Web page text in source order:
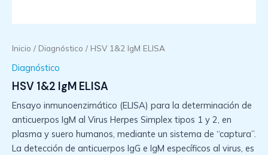
Inicio / Diagnóstico / HSV 1&2 IgM ELISA
Diagnóstico
HSV 1&2 IgM ELISA
Ensayo inmunoenzimático (ELISA) para la determinación de
anticuerpos IgM al Virus Herpes Simplex tipos 1 y 2, en
plasma y suero humanos, mediante un sistema de “captura”.
La detección de anticuerpos IgG e IgM específicos al virus, es